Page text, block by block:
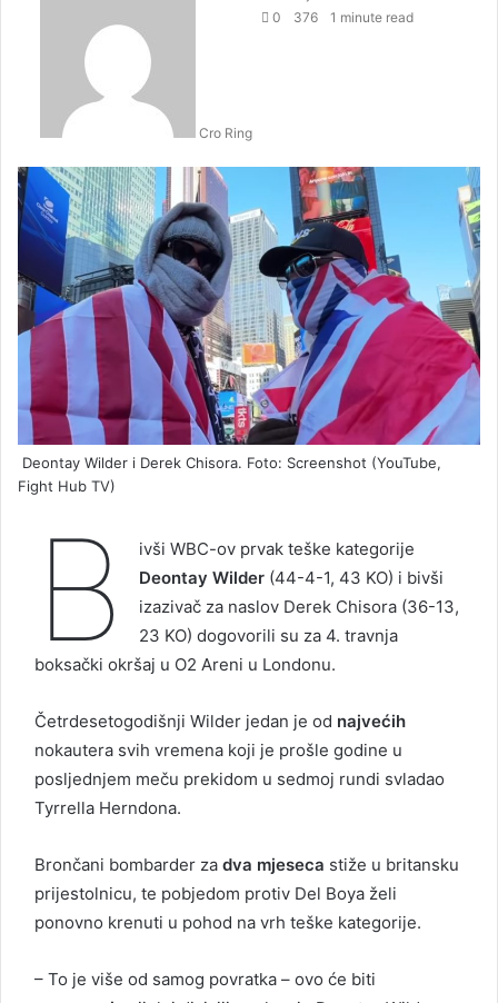
Cro Ring
0
376 1 minute read
Deontay Wilder i Derek Chisora. Foto: Screenshot (YouTube,
Fight Hub TV)
B
ivši WBC-ov prvak teške kategorije
Deontay Wilder(44-4-1, 43 KO) i bivši
izazivač za naslov Derek Chisora ​​(36-13,
23 KO) dogovorili su za 4. travnja
boksački okršaj u O2 Areni u Londonu.
Četrdesetogodišnji Wilder jedan je od najvećih
nokautera svih vremena koji je prošle godine u
posljednjem meču prekidom u sedmoj rundi svladao
Tyrrella Herndona.
Brončani bombarder za dva mjeseca stiže u britansku
prijestolnicu, te pobjedom protiv Del Boya želi
ponovno krenuti u pohod na vrh teške kategorije.
– To je više od samog povratka – ovo će biti